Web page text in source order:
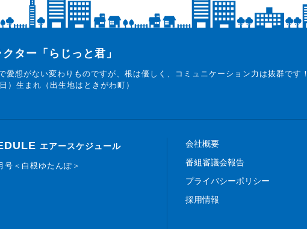
ター「らじっと君」
愛想がない変わりものですが、根は優しく、コミュニケーション力は抜群です！
）生まれ（出生地はときがわ町）
エアースケジュール
号＜白根ゆたんぽ＞
会社概要
番組審議会報告
プライバシーポリシー
採用情報